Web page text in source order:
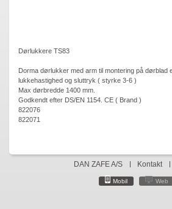
Dørlukkere TS83
Dorma dørlukker med arm til montering på dørblad
lukkehastighed og sluttryk ( styrke 3-6 )
Max dørbredde 1400 mm.
Godkendt efter DS/EN 1154. CE ( Brand )
822076
822071
DAN ZAFE A/S Kontakt
Mobil Web